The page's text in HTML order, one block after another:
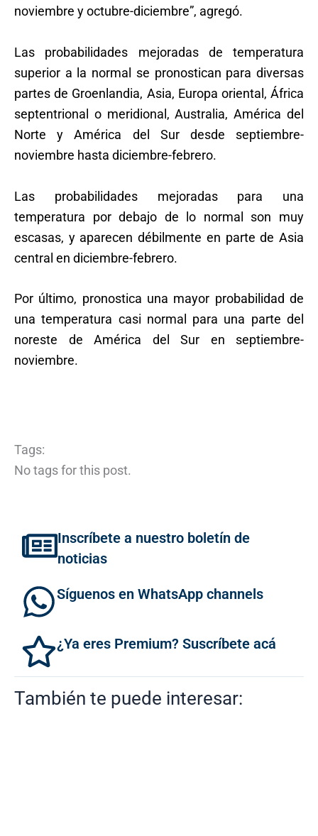
noviembre y octubre-diciembre”, agregó.
Las probabilidades mejoradas de temperatura
superior a la normal se pronostican para diversas
partes de Groenlandia, Asia, Europa oriental, África
septentrional o meridional, Australia, América del
Norte y América del Sur desde septiembre-
noviembre hasta diciembre-febrero.
Las probabilidades mejoradas para una
temperatura por debajo de lo normal son muy
escasas, y aparecen débilmente en parte de Asia
central en diciembre-febrero.
Por último, pronostica una mayor probabilidad de
una temperatura casi normal para una parte del
noreste de América del Sur en septiembre-
noviembre.
Tags:
No tags for this post.
Inscríbete a nuestro boletín de
noticias
Síguenos en WhatsApp channels
¿Ya eres Premium? Suscríbete acá
También te puede interesar: